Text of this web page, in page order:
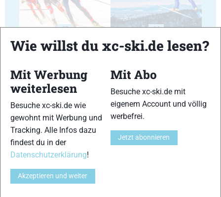
13 14
17
Wie willst du xc-ski.de lesen?
Mit Werbung
weiterlesen
Besuche xc-ski.de wie
gewohnt mit Werbung und
Tracking. Alle Infos dazu
findest du in der
Datenschutzerklärung!
Akzeptieren und weiter
Mit Abo
Besuche xc-ski.de mit
eigenem Account und völlig
werbefrei.
Jetzt abonnieren